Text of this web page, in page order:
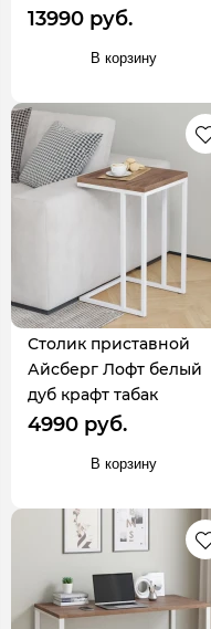
13990 руб.
В корзину
Столик приставной
Айсберг Лофт белый
дуб крафт табак
4990 руб.
В корзину